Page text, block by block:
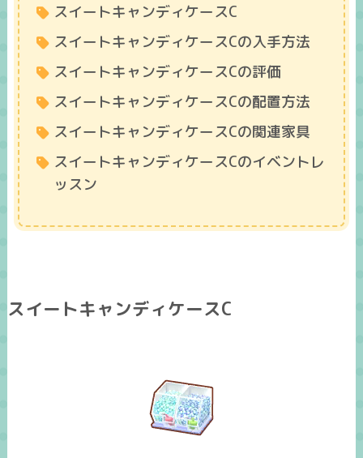
スイートキャンディケースC
スイートキャンディケースCの入手方法
スイートキャンディケースCの評価
スイートキャンディケースCの配置方法
スイートキャンディケースCの関連家具
スイートキャンディケースCのイベントレ
ッスン
スイートキャンディケースC